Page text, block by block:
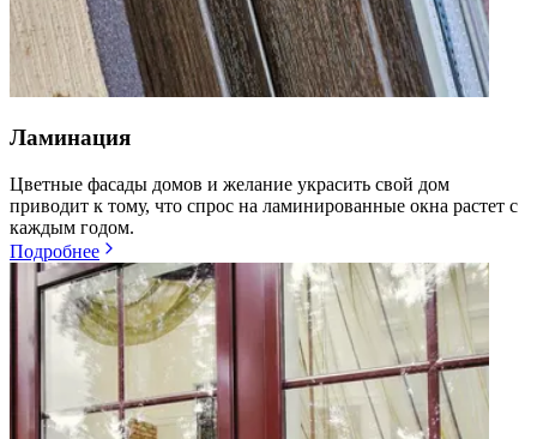
Ламинация
Цветные фасады домов и желание украсить свой дом
приводит к тому, что спрос на ламинированные окна растет с
каждым годом.
Подробнее